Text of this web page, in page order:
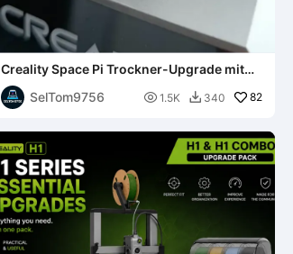
Creality Space Pi Trockner-Upgrade mit
Schnellverschluss V2
SelTom9756
 1.5K  340 82